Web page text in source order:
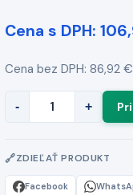
Cena s DPH:
Cena bez DPH: 86,92 €
- +
ZDIEĽAŤ PRODUKT
Facebook